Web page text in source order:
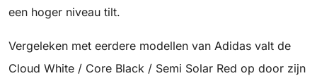
een hoger niveau tilt.
Vergeleken met eerdere modellen van Adidas valt de
Cloud White / Core Black / Semi Solar Red op door zijn